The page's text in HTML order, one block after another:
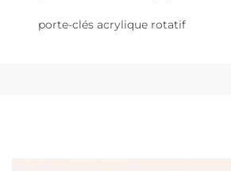
porte-clés acrylique rotatif